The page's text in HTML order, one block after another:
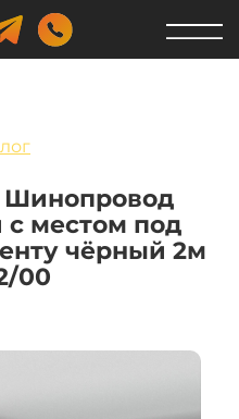
Шинопровод
местом под
чёрный 2м
00